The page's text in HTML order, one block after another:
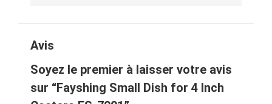
Avis
Soyez le premier à laisser votre avis
sur “Fayshing Small Dish for 4 Inch